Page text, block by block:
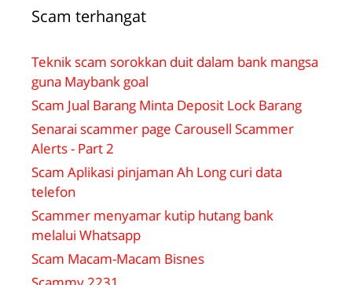
Scam terhangat
Teknik scam sorokkan duit dalam bank mangsa
guna Maybank goal
Scam Jual Barang Minta Deposit Lock Barang
Senarai scammer page Carousell Scammer
Alerts - Part 2
Scam Aplikasi pinjaman Ah Long curi data
telefon
Scammer menyamar kutip hutang bank
melalui Whatsapp
Scam Macam-Macam Bisnes